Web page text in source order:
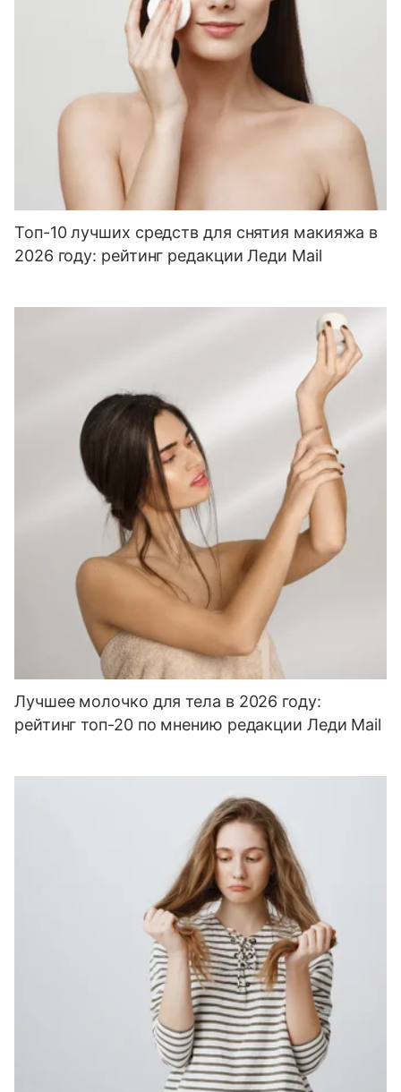
Топ-10 лучших средств для снятия макияжа в
2026 году: рейтинг редакции Леди Mail
Лучшее молочко для тела в 2026 году:
рейтинг топ-20 по мнению редакции Леди Mail